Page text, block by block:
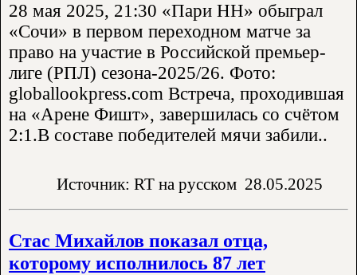
28 мая 2025, 21:30 «Пари НН» обыграл
«Сочи» в первом переходном матче за
право на участие в Российской премьер-
лиге (РПЛ) сезона-2025/26. Фото:
globallookpress.com Встреча, проходившая
на «Арене Фишт», завершилась со счётом
2:1.В составе победителей мячи забили..
Источник: RT на русском 28.05.2025
Стас Михайлов показал отца,
которому исполнилось 87 лет